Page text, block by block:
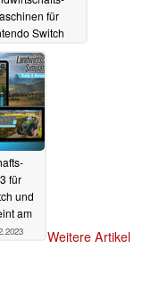
für
Switch
23.03.2023
für
und
am
Weitere Artikel